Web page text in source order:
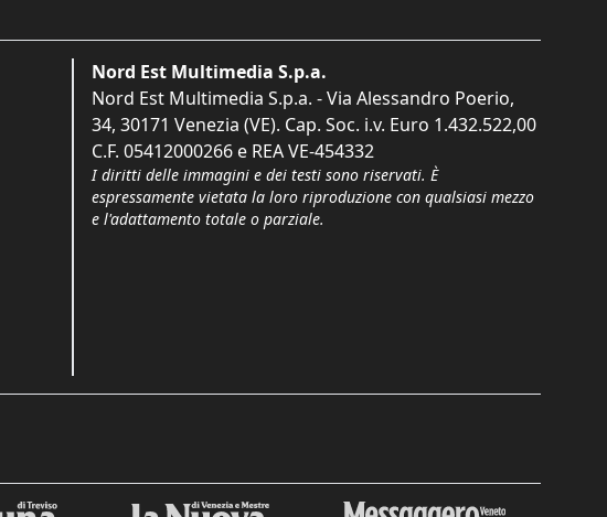
Nord Est Multimedia S.p.a.
Nord Est Multimedia S.p.a. - Via Alessandro Poerio,
34, 30171 Venezia (VE). Cap. Soc. i.v. Euro 1.432.522,00
C.F. 05412000266 e REA VE-454332
I diritti delle immagini e dei testi sono riservati. È
espressamente vietata la loro riproduzione con qualsiasi mezzo
e l'adattamento totale o parziale.